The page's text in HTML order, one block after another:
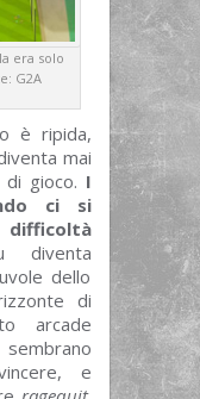
era solo
G2A
è ripida,
mai
gioco. I
ci si
dello
di
arcade
e